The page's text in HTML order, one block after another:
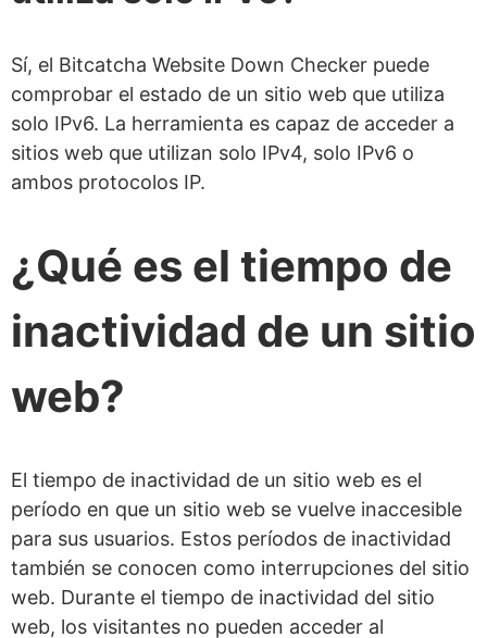
Sí, el Bitcatcha Website Down Checker puede
comprobar el estado de un sitio web que utiliza
solo IPv6. La herramienta es capaz de acceder a
sitios web que utilizan solo IPv4, solo IPv6 o
ambos protocolos IP.
¿Qué es el tiempo de
inactividad de un sitio
web?
El tiempo de inactividad de un sitio web es el
período en que un sitio web se vuelve inaccesible
para sus usuarios. Estos períodos de inactividad
también se conocen como interrupciones del sitio
web. Durante el tiempo de inactividad del sitio
web, los visitantes no pueden acceder al